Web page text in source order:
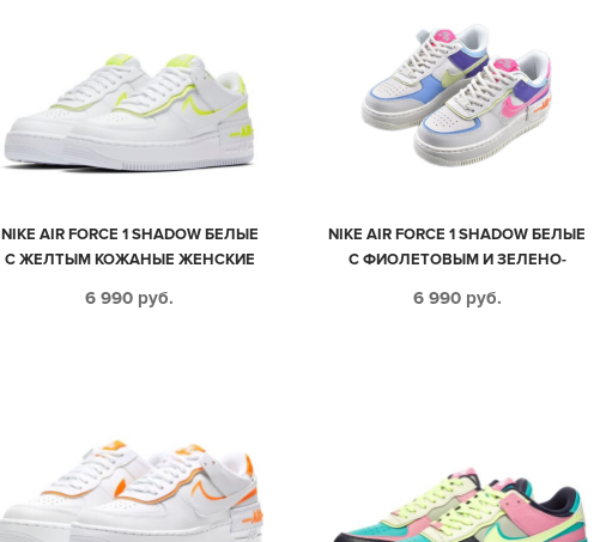
NIKE AIR FORCE 1 SHADOW БЕЛЫЕ
С ЖЕЛТЫМ КОЖАНЫЕ ЖЕНСКИЕ
6 990 руб.
NIKE AIR FORCE 1 SHADOW БЕЛЫЕ
С ФИОЛЕТОВЫМ И ЗЕЛЕНО-
(35-39)
6 990 руб.